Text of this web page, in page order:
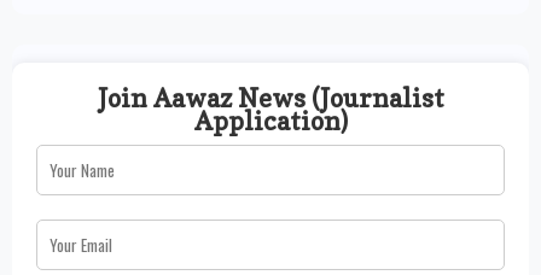
Join Aawaz News (Journalist
Application)